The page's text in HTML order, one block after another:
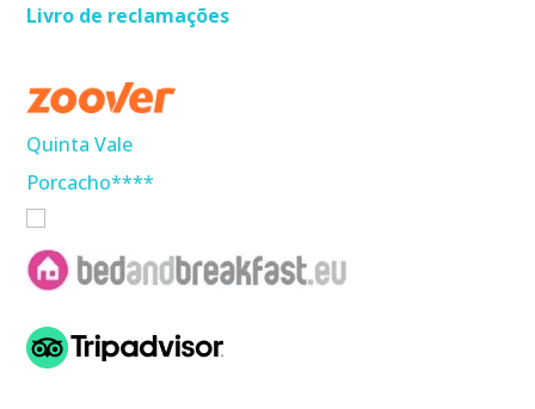
Livro de reclamações
Quinta Vale
Porcacho****